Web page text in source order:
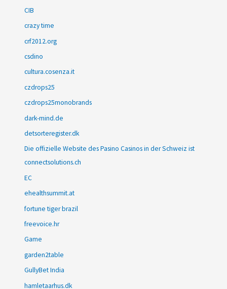
CIB
crazy time
crf2012.org
csdino
cultura.cosenza.it
czdrops25
czdrops25monobrands
dark-mind.de
detsorteregister.dk
Die offizielle Website des Pasino Casinos in der Schweiz ist
connectsolutions.ch
EC
ehealthsummit.at
fortune tiger brazil
freevoice.hr
Game
garden2table
GullyBet India
hamletaarhus.dk